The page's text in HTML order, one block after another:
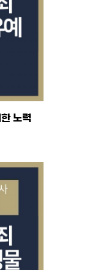
노력